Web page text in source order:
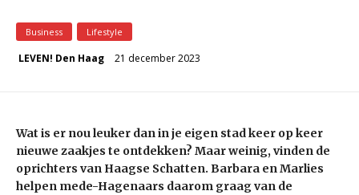
Business Lifestyle
LEVEN! Den Haag 21 december 2023
Wat is er nou leuker dan in je eigen stad keer op keer
nieuwe zaakjes te ontdekken? Maar weinig, vinden de
oprichters van Haagse Schatten. Barbara en Marlies
helpen mede-Hagenaars daarom graag van de